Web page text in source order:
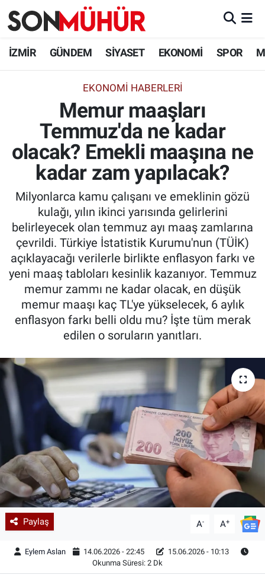
İZMİR GÜNDEM SİYASET EKONOMİ SPOR
EKONOMI HABERLERI
Memur maaşları
Temmuz'da ne kadar
olacak? Emekli maaşına ne
kadar zam yapılacak?
Milyonlarca kamu çalışanı ve emeklinin gözü
kulağı, yılın ikinci yarısında gelirlerini
belirleyecek olan temmuz ayı maaş zamlarına
çevrildi. Türkiye İstatistik Kurumu'nun (TÜİK)
açıklayacağı verilerle birlikte enflasyon farkı ve
yeni maaş tabloları kesinlik kazanıyor. Temmuz
memur zammı ne kadar olacak, en düşük
memur maaşı kaç TL'ye yükselecek, 6 aylık
enflasyon farkı belli oldu mu? İşte tüm merak
edilen o soruların yanıtları.
Paylaş A- A+
Eylem Aslan 14.06.2026 - 22:45
15.06.2026 - 10:13
Okunma Süresi: 2 Dk
İzmir Nöbetçi Eczaneler
İzmir Namaz Vakitleri
İzmir Trafik Yoğunluk Haritası
Süper Lig Puan Durumu ve Fikstür
Tüm Manşetler
Son Dakika Haberleri
Haber Arşivi